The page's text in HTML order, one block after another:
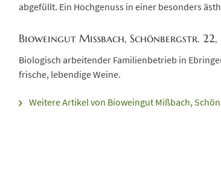
abgefüllt. Ein Hochgenuss in einer besonders
Bioweingut Mißbach, Schönbergstr. 22,
Biologisch arbeitender Familienbetrieb in
frische, lebendige Weine.
Weitere Artikel von Bioweingut Mißbach,